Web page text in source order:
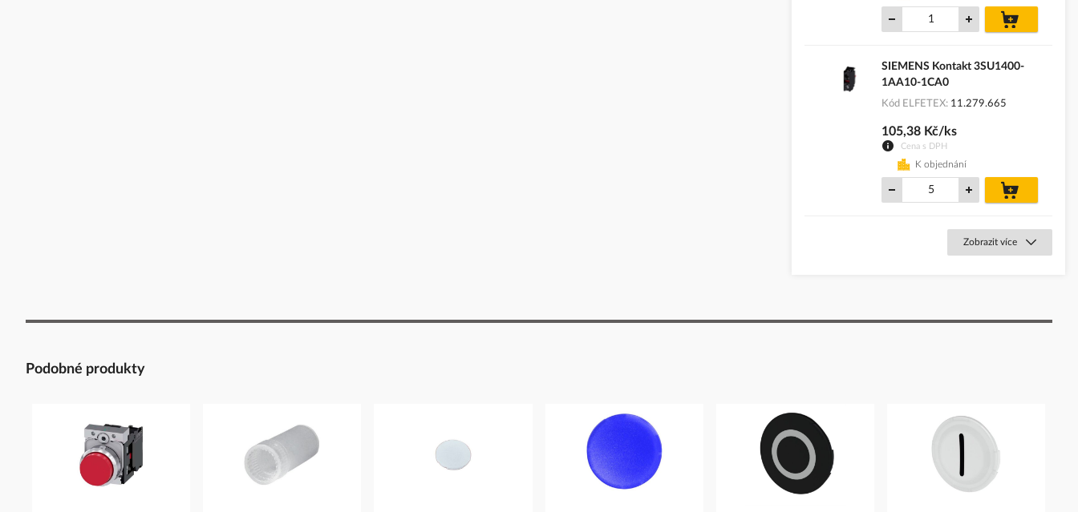
košíku
SIEMENS Kontakt 3SU1400-
1AA10-1CA0
Kód ELFETEX 11.279.665
Cena s DPH
105,38 Kč/ks
K objednání
košíku
Zobrazit více
Podobné produkty